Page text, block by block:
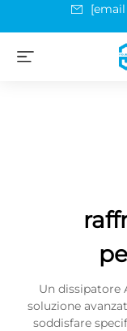
Un dissipatore
soluzione
soddisfare